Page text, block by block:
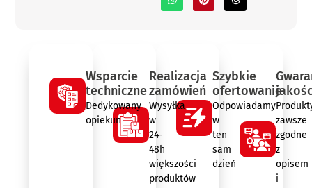
Wsparcie
techniczne
Dedykowany
opiekun
Realizacja
zamówień
Wysyłka
w
24-
48h
większości
produktów
Szybkie
ofertowanie
Odpowiadamy
w
ten
sam
dzień
zawsze
zgodne
z
opisem
i